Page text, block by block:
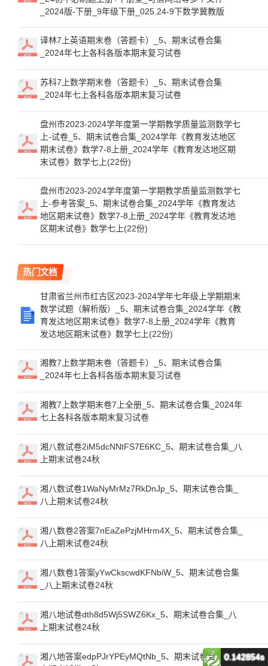
_2024版-下册_9年级下册_025.24-9下数学冀教版
译林7上英语期末卷（答题卡）_5、期末试卷合集
_2024年七上各科各版本期末复习试卷
苏科7上数学期末卷（答题卡）_5、期末试卷合集
_2024年七上各科各版本期末复习试卷
盘州市2023-2024学年度第一学期教学质量监测数学七
上-试卷_5、期末试卷合集_2024学年《教育发达地区
期末试卷》数学7-8上册_2024学年《教育发达地区期
末试卷》数学七上(22份)
盘州市2023-2024学年度第一学期教学质量监测数学七
上-参考答案_5、期末试卷合集_2024学年《教育发达
地区期末试卷》数学7-8上册_2024学年《教育发达地
区期末试卷》数学七上(22份)
热门文档
甘肃省兰州市红古区2023-2024学年七年级上学期期末
数学试题（解析版）_5、期末试卷合集_2024学年《教
育发达地区期末试卷》数学7-8上册_2024学年《教育
发达地区期末试卷》数学七上(22份)
湘教7上数学期末卷（答题卡）_5、期末试卷合集
_2024年七上各科各版本期末复习试卷
湘教7上数学期末卷7上全册_5、期末试卷合集_2024年
七上各科各版本期末复习试卷
湘八数试卷2iM5dcNNtFS7E6KC_5、期末试卷合集_八
上期末试卷24秋
湘八数试卷1WaNyMrMz7RkDnJp_5、期末试卷合集_
八上期末试卷24秋
湘八数卷2答案7nEaZePzjMHrm4X_5、期末试卷合集_
八上期末试卷24秋
湘八数卷1答案yYwCkscwdKFNbiW_5、期末试卷合集
_八上期末试卷24秋
湘八地试卷dth8d5Wj5SWZ6Kx_5、期末试卷合集_八
上期末试卷24秋
湘八地答案edpPJrYPEyMQtNb_5、期末试卷合集_八0.142854s